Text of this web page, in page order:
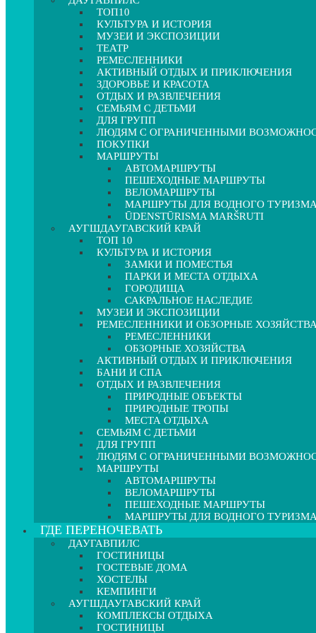
ТОП10
КУЛЬТУРА И ИСТОРИЯ
МУЗЕИ И ЭКСПОЗИЦИИ
ТЕАТР
РЕМЕСЛЕННИКИ
АКТИВНЫЙ ОТДЫХ И ПРИКЛЮЧЕНИЯ
ЗДОРОВЬЕ И КРАСОТА
ОТДЫХ И РАЗВЛЕЧЕНИЯ
СЕМЬЯМ С ДЕТЬМИ
ДЛЯ ГРУПП
ЛЮДЯМ С ОГРАНИЧЕННЫМИ
ПОКУПКИ
МАРШРУТЫ
АВТОМАРШРУТЫ
ПЕШЕХОДНЫЕ МАРШРУТЫ
ВЕЛОМАРШРУТЫ
МАРШРУТЫ ДЛЯ ВОДНОГО ТУРИЗМА
ŪDENSTŪRISMA MARŠRUTI
АУГШДАУГАВСКИЙ КРАЙ
ТОП 10
КУЛЬТУРА И ИСТОРИЯ
ЗАМКИ И ПОМЕСТЬЯ
ПАРКИ И МЕСТА ОТДЫХА
ГОРОДИЩА
САКРАЛЬНОЕ НАСЛЕДИЕ
МУЗЕИ И ЭКСПОЗИЦИИ
РЕМЕСЛЕННИКИ И ОБЗОРНЫЕ ХОЗЯЙСТВА
РЕМЕСЛЕННИКИ
ОБЗОРНЫЕ ХОЗЯЙСТВА
АКТИВНЫЙ ОТДЫХ И ПРИКЛЮЧЕНИЯ
БАНИ И СПА
ОТДЫХ И РАЗВЛЕЧЕНИЯ
ПРИРОДНЫЕ ОБЪЕКТЫ
ПРИРОДНЫЕ ТРОПЫ
МЕСТА ОТДЫХА
СЕМЬЯМ С ДЕТЬМИ
ДЛЯ ГРУПП
ЛЮДЯМ С ОГРАНИЧЕННЫМИ
МАРШРУТЫ
АВТОМАРШРУТЫ
ВЕЛОМАРШРУТЫ
ПЕШЕХОДНЫЕ МАРШРУТЫ
МАРШРУТЫ ДЛЯ ВОДНОГО ТУРИЗМА
ГДЕ ПЕРЕНОЧЕВАТЬ
ДАУГАВПИЛС
ГОСТИНИЦЫ
ГОСТЕВЫЕ ДОМА
ХОСТЕЛЫ
КЕМПИНГИ
АУГШДАУГАВСКИЙ КРАЙ
КОМПЛЕКСЫ ОТДЫХА
ГОСТИНИЦЫ